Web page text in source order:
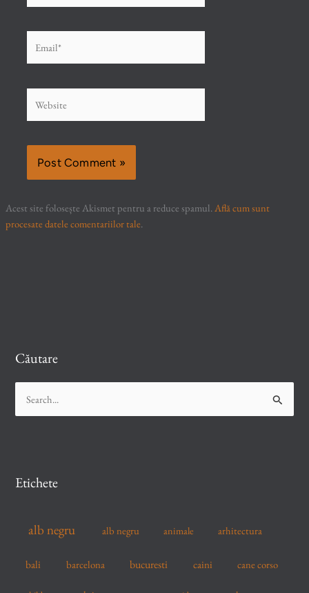
Acest site folosește Akismet pentru a reduce spamul.Află cum sunt
procesate datele comentariilor tale.
Căutare
e
h
Etichete
alb negru alb negru animale arhitectura
bali barcelona bucuresti caini cane corso